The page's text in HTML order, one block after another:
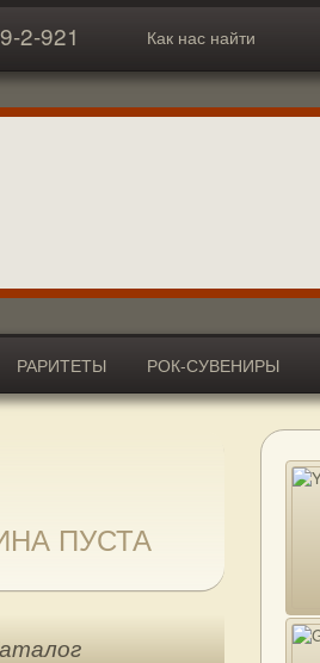
2-921 Как нас найти
РАРИТЕТЫ РОК-СУВЕНИРЫ
ПУСТА